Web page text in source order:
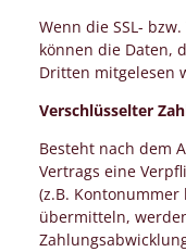
Wenn die SSL-
können die Daten,
Dritten mitgelesen
Verschlüsselter
Besteht nach dem
Vertrags eine
(z.B.
übermitteln,